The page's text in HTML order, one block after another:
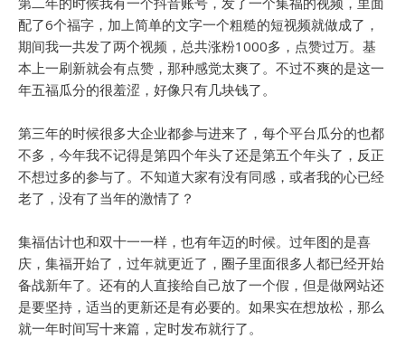
配了6个福字，加上简单的文字一个粗糙的短视频就做成了，
期间我一共发了两个视频，总共涨粉1000多，点赞过万。基
本上一刷新就会有点赞，那种感觉太爽了。不过不爽的是这一
年五福瓜分的很羞涩，好像只有几块钱了。
第三年的时候很多大企业都参与进来了，每个平台瓜分的也都
不多，今年我不记得是第四个年头了还是第五个年头了，反正
不想过多的参与了。不知道大家有没有同感，或者我的心已经
老了，没有了当年的激情了？
集福估计也和双十一一样，也有年迈的时候。过年图的是喜
庆，集福开始了，过年就更近了，圈子里面很多人都已经开始
备战新年了。还有的人直接给自己放了一个假，但是做网站还
是要坚持，适当的更新还是有必要的。如果实在想放松，那么
就一年时间写十来篇，定时发布就行了。